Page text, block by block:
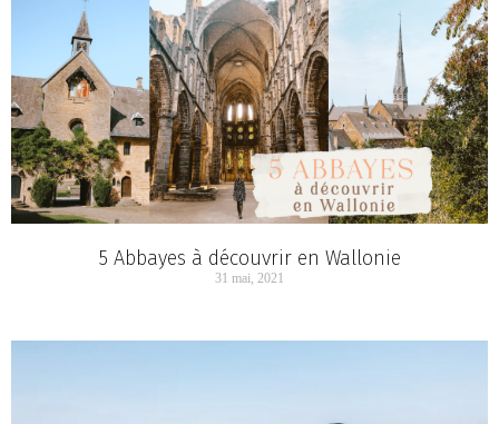
5 Abbayes à découvrir en Wallonie
31 mai, 2021